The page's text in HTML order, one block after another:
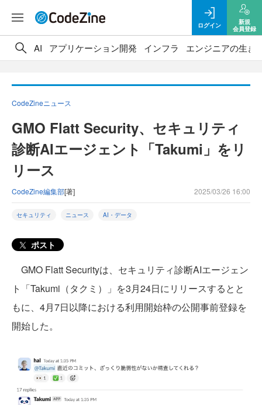
ログイン
新規
会員登録
AI アプリケーション開発 インフラ エンジニアの生き
CodeZineニュース
GMO Flatt Security、セキュリティ
診断AIエージェント「Takumi」をリ
リース
CodeZine編集部[著] 2025/03/26 16:00
セキュリティ ニュース AI・データ
ポスト
GMO Flatt Securityは、セキュリティ診断AIエージェン
ト「Takumi（タクミ）」を3月24日にリリースするとと
もに、4月7日以降における利用開始枠の公開事前登録を
開始した。